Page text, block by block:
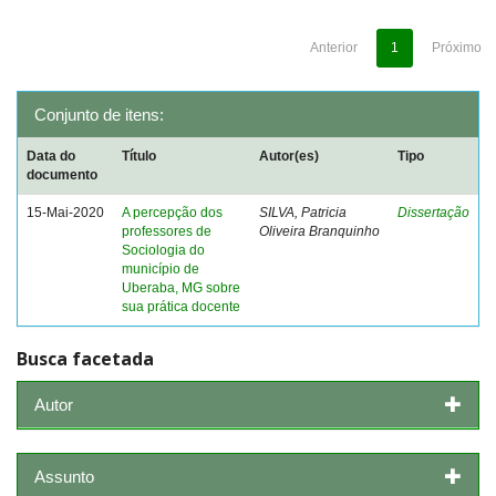
Anterior 1 Próximo
Conjunto de itens:
Data do
documento
Título Autor(es) Tipo
15-Mai-2020
A percepção dos
professores de
Sociologia do
município de
Uberaba, MG sobre
sua prática docente
SILVA, Patricia
Oliveira Branquinho
Dissertação
Busca facetada
Autor
Assunto